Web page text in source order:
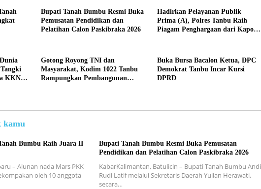
Bupati Tanah Bumbu Resmi Buka
Pemusatan Pendidikan dan
Pelatihan Calon Paskibraka 2026
Hadirkan Pelayanan Publik
Prima (A), Polres Tanbu Raih
Piagam Penghargaan dari Kapolri
KKN,
Gotong Royong TNI dan
Masyarakat, Kodim 1022 Tanbu
Rampungkan Pembangunan
Buka Bursa Bacalon Ketua, DPC
Demokrat Tanbu Incar Kursi
DPRD
kamu
Bumbu Raih Juara II
– Alunan nada Mars PKK
oleh 10 anggota
Bupati Tanah Bumbu Resmi Buka Pemusatan
Pendidikan dan Pelatihan Calon Paskibraka 2026
KabarKalimantan, Batulicin – Bupati Tanah Bumbu Andi
Rudi Latif melalui Sekretaris Daerah Yulian Herawati,
secara…